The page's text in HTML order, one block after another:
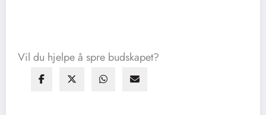
Vil du hjelpe å spre budskapet?